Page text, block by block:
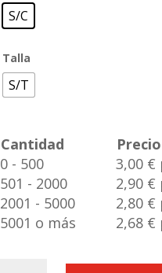
S/C
Talla
S/T
Cantidad
0 - 500
3,00 €
501 - 2000
2,90
2001 - 5000
2,80
5001 o más
2,68